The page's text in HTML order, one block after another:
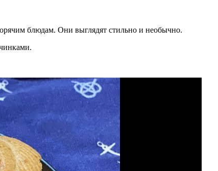
блюдам. Они выглядят стильно и необычно.